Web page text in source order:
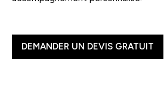
DEMANDER UN DEVIS GRATUIT